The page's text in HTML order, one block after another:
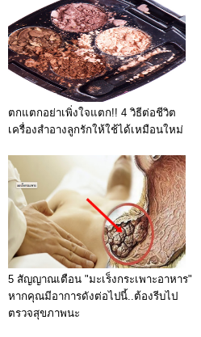
ตกแตกอย่าเพิ่งใจแตก!! 4 วิธีต่อชีวิต
เครื่องสำอางลูกรักให้ใช้ได้เหมือนใหม่
5 สัญญาณเตือน "มะเร็งกระเพาะอาหาร"
หากคุณมีอาการดังต่อไปนี้..ต้องรีบไป
ตรวจสุขภาพนะ